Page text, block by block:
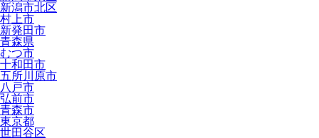
新潟市北区
村上市
新発田市
青森県
むつ市
十和田市
五所川原市
八戸市
弘前市
青森市
東京都
世田谷区